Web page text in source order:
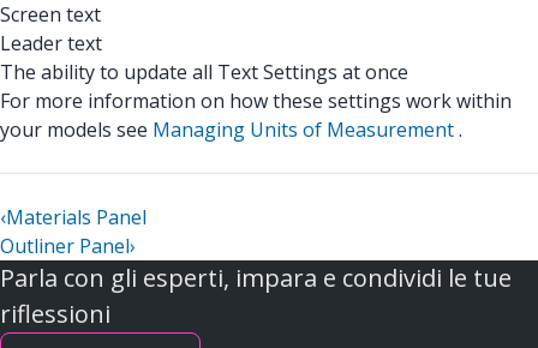
Screen text
Leader text
The ability to update all Text Settings at once
For more information on how these settings work within
your models see Managing Units of Measurement.
‹Materials Panel
Outliner Panel›
Parla con gli esperti, impara e condividi le tue
riflessioni